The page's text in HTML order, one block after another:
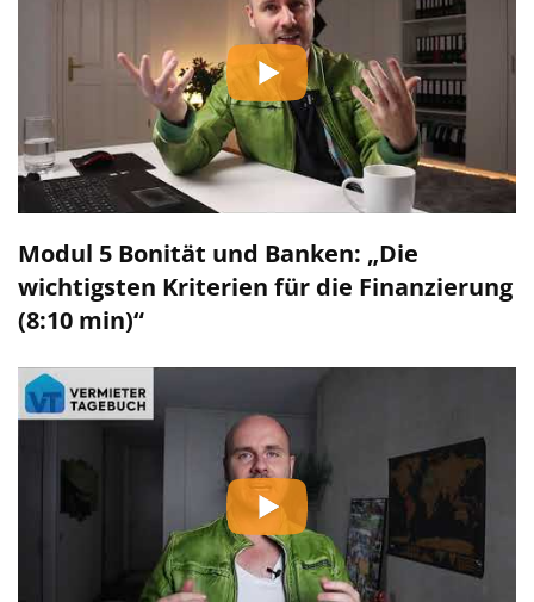
Modul 5 Bonität und Banken: „Die
wichtigsten Kriterien für die Finanzierung
(8:10 min)“